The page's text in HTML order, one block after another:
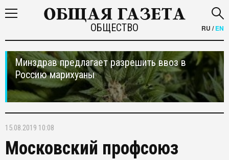
ОБЩЕСТВО RU /EN
Минздрав предлагает разрешить ввоз в
Россию марихуаны
15.08.2019 10:08
Московский профсоюз